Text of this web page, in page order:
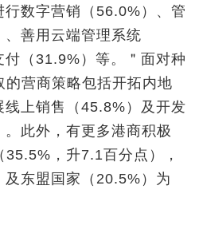
数字营销（56.0%）、管
善用云端管理系统
付（31.9%）等。＂面对种
营商策略包括开拓内地
上销售（45.8%）及开发
此外，有更多港商积极
，升7.1百分点），
东盟国家（20.5%）为